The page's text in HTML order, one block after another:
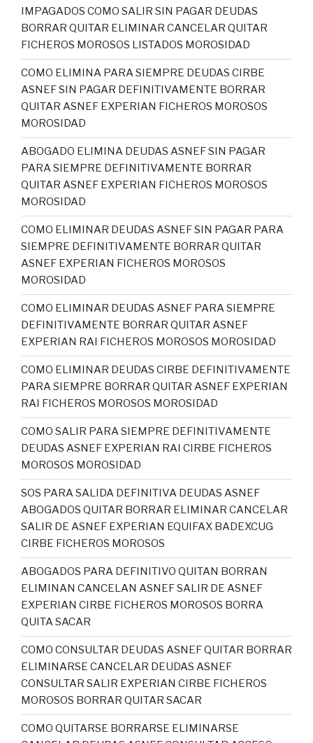
IMPAGADOS COMO SALIR SIN PAGAR DEUDAS
BORRAR QUITAR ELIMINAR CANCELAR QUITAR
FICHEROS MOROSOS LISTADOS MOROSIDAD
COMO ELIMINA PARA SIEMPRE DEUDAS CIRBE
ASNEF SIN PAGAR DEFINITIVAMENTE BORRAR
QUITAR ASNEF EXPERIAN FICHEROS MOROSOS
MOROSIDAD
ABOGADO ELIMINA DEUDAS ASNEF SIN PAGAR
PARA SIEMPRE DEFINITIVAMENTE BORRAR
QUITAR ASNEF EXPERIAN FICHEROS MOROSOS
MOROSIDAD
COMO ELIMINAR DEUDAS ASNEF SIN PAGAR PARA
SIEMPRE DEFINITIVAMENTE BORRAR QUITAR
ASNEF EXPERIAN FICHEROS MOROSOS
MOROSIDAD
COMO ELIMINAR DEUDAS ASNEF PARA SIEMPRE
DEFINITIVAMENTE BORRAR QUITAR ASNEF
EXPERIAN RAI FICHEROS MOROSOS MOROSIDAD
COMO ELIMINAR DEUDAS CIRBE DEFINITIVAMENTE
PARA SIEMPRE BORRAR QUITAR ASNEF EXPERIAN
RAI FICHEROS MOROSOS MOROSIDAD
COMO SALIR PARA SIEMPRE DEFINITIVAMENTE
DEUDAS ASNEF EXPERIAN RAI CIRBE FICHEROS
MOROSOS MOROSIDAD
SOS PARA SALIDA DEFINITIVA DEUDAS ASNEF
ABOGADOS QUITAR BORRAR ELIMINAR CANCELAR
SALIR DE ASNEF EXPERIAN EQUIFAX BADEXCUG
CIRBE FICHEROS MOROSOS
ABOGADOS PARA DEFINITIVO QUITAN BORRAN
ELIMINAN CANCELAN ASNEF SALIR DE ASNEF
EXPERIAN CIRBE FICHEROS MOROSOS BORRA
QUITA SACAR
COMO CONSULTAR DEUDAS ASNEF QUITAR BORRAR
ELIMINARSE CANCELAR DEUDAS ASNEF
CONSULTAR SALIR EXPERIAN CIRBE FICHEROS
MOROSOS BORRAR QUITAR SACAR
COMO QUITARSE BORRARSE ELIMINARSE